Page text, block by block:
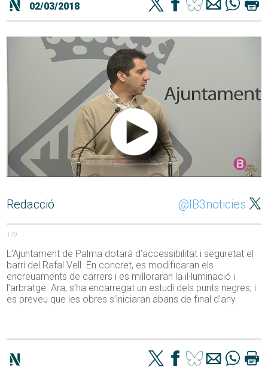
02/03/2018
Redacció @IB3noticies
179
L’Ajuntament de Palma dotarà d’accessibilitat i seguretat el
barri del Rafal Vell. En concret, es modificaran els
encreuaments de carrers i es milloraran la il·luminació i
l’arbratge. Ara, s’ha encarregat un estudi dels punts negres, i
es preveu que les obres s’iniciaran abans de final d’any.